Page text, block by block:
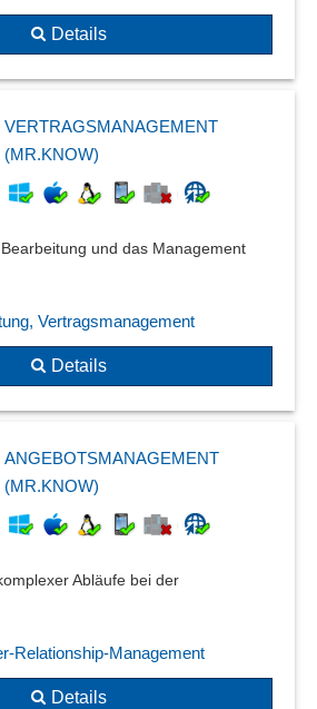
Details
VERTRAGSMANAGEMENT
(MR.KNOW)
und das Management
Vertragsmanagement
Details
ANGEBOTSMANAGEMENT
(MR.KNOW)
Abläufe bei der
Relationship-Management
Details